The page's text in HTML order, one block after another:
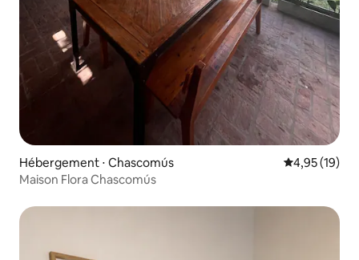
Hébergement ⋅ Chascomús Évaluation
4,95 (19)
Maison Flora Chascomús